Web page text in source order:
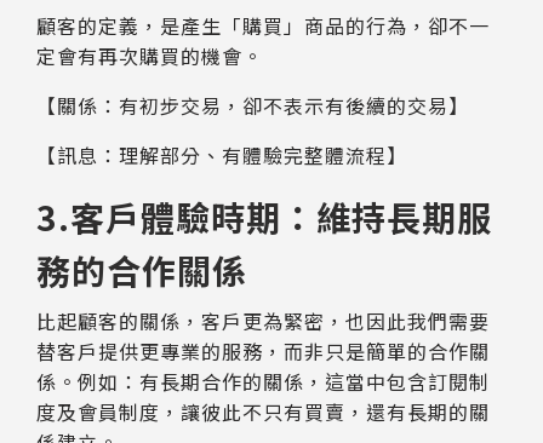
顧客的定義，是產生「購買」商品的行為，卻不一
定會有再次購買的機會。
【關係：有初步交易，卻不表示有後續的交易】
【訊息：理解部分、有體驗完整體流程】
3.客戶體驗時期：維持長期服
務的合作關係
比起顧客的關係，客戶更為緊密，也因此我們需要
替客戶提供更專業的服務，而非只是簡單的合作關
係。例如：有長期合作的關係，這當中包含訂閱制
度及會員制度，讓彼此不只有買賣，還有長期的關